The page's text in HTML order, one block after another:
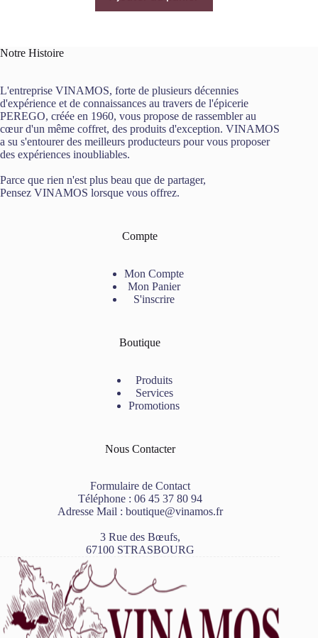
Notre Histoire
L'entreprise VINAMOS, forte de plusieurs décennies
d'expérience et de connaissances au travers de l'épicerie
PEREGO, créée en 1960, vous propose de rassembler au
cœur d'un même coffret, des produits d'exception. VINAMOS
a su s'entourer des meilleurs producteurs pour vous proposer
des expériences inoubliables.
Parce que rien n'est plus beau que de partager,
Pensez VINAMOS lorsque vous offrez.
Compte
Mon Compte
Mon Panier
S'inscrire
Boutique
Produits
Services
Promotions
Nous Contacter
Formulaire de Contact
Téléphone : 06 45 37 80 94
Adresse Mail : boutique@vinamos.fr
3 Rue des Bœufs,
67100 STRASBOURG